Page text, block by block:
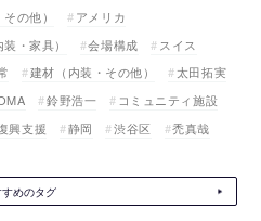
の他）
アメリカ
・家具） 会場構成
スイス
建材（内装・その他）
太田拓実
鈴野浩一
コミュニティ施設
興支援 静岡 渋谷区 禿真哉
すめのタグ